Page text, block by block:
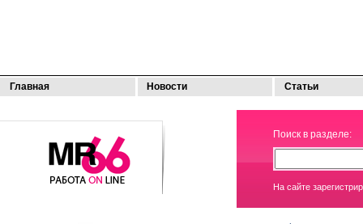
Главная Новости Статьи
МОЯ
РАБОТА
Поиск в разделе:
На сайте